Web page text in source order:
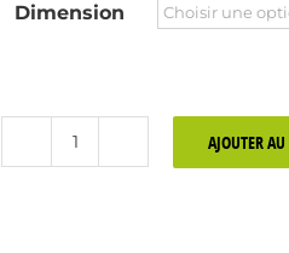
Dimension
quantité
AJOUTER